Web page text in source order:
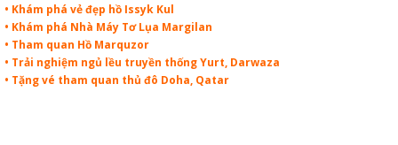
• Khám phá vẻ đẹp hồ Issyk Kul
• Khám phá Nhà Máy Tơ Lụa Margilan
• Tham quan Hồ Marquzor
• Trải nghiệm ngủ lều truyền thống Yurt, Darwaza
• Tặng vé tham quan thủ đô Doha, Qatar